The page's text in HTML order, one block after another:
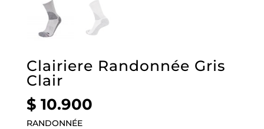
Clairiere Randonnée Gris
Clair
$ 10.900
RANDONNÉE